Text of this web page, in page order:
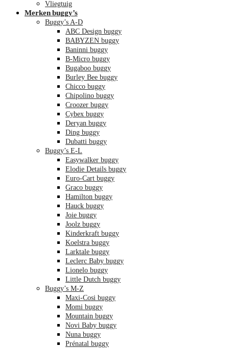
Vliegtuig
Merken buggy’s
Buggy’s A-D
ABC Design buggy
BABYZEN buggy
Baninni buggy
B-Micro buggy
Bugaboo buggy
Burley Bee buggy
Chicco buggy
Chipolino buggy
Croozer buggy
Cybex buggy
Deryan buggy
Ding buggy
Dubatti buggy
Buggy’s E-L
Easywalker buggy
Elodie Details buggy
Euro-Cart buggy
Graco buggy
Hamilton buggy
Hauck buggy
Joie buggy
Joolz buggy
Kinderkraft buggy
Koelstra buggy
Larktale buggy
Leclerc Baby buggy
Lionelo buggy
Little Dutch buggy
Buggy’s M-Z
Maxi-Cosi buggy
Momi buggy
Mountain buggy
Novi Baby buggy
Nuna buggy
Prénatal buggy